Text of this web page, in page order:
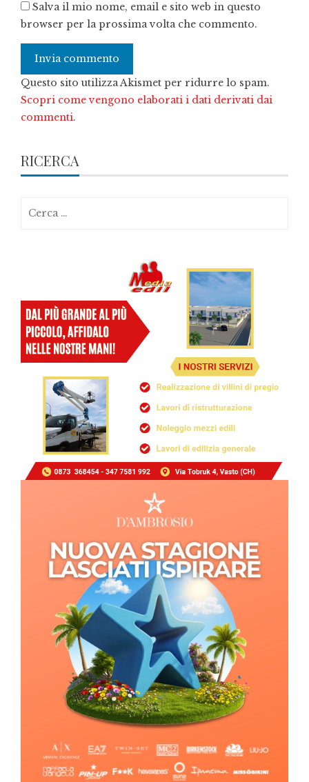
Salva il mio nome, email e sito web in questo
browser per la prossima volta che commento.
Questo sito utilizza Akismet per ridurre lo spam.
Scopri come vengono elaborati i dati derivati dai
commenti.
RICERCA